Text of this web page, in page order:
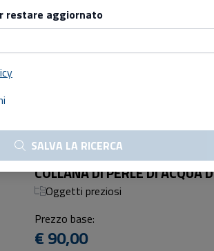
COLLANA DI PERLE
Oggetti preziosi
08/09/2026 - 13:00
Competitiva
COLLANA DI PERLE DI ACQUA
Oggetti preziosi
Prezzo base:
€ 90,00
restare aggiornato
SALVA LA RICERCA